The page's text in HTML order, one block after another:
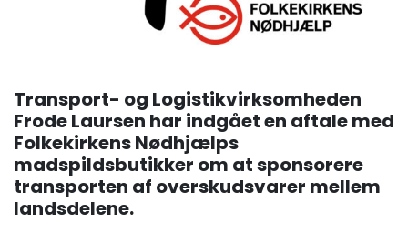
Transport- og Logistikvirksomheden
Frode Laursen har indgået en aftale med
Folkekirkens Nødhjælps
madspildsbutikker om at sponsorere
transporten af overskudsvarer mellem
landsdelene.